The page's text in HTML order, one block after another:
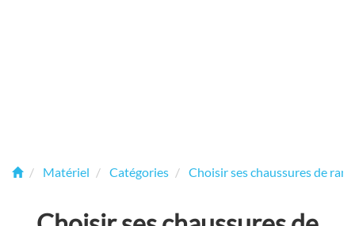
Matériel Catégories Choisir ses chaussures de